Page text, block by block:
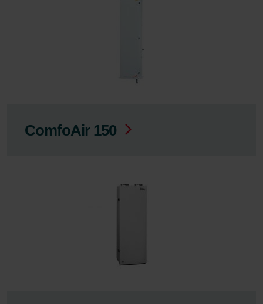
ComfoAir 150